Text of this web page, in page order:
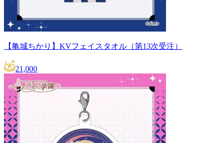
【亀城ちかり】KVフェイスタオル（第13次受注）
21,000